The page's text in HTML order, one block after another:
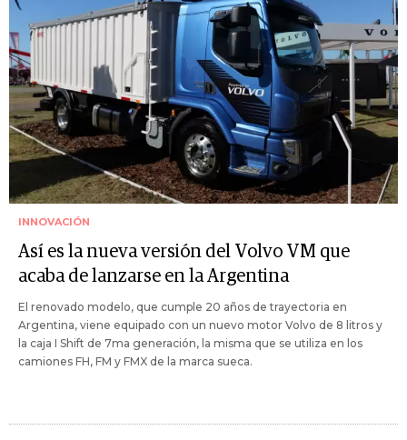
INNOVACIÓN
Así es la nueva versión del Volvo VM que
acaba de lanzarse en la Argentina
El renovado modelo, que cumple 20 años de trayectoria en
Argentina, viene equipado con un nuevo motor Volvo de 8 litros y
la caja I Shift de 7ma generación, la misma que se utiliza en los
camiones FH, FM y FMX de la marca sueca.